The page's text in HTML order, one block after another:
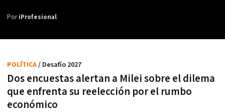
PoriProfesional
Dos encuestas alertan a Milei sobre el dilema
que enfrenta su reelección por el rumbo
económico
POLÍTICA/ Desafío 2027